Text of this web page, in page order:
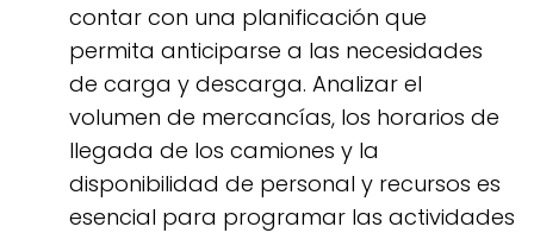
contar con una planificación que
permita anticiparse a las necesidades
de carga y descarga. Analizar el
volumen de mercancías, los horarios de
llegada de los camiones y la
disponibilidad de personal y recursos es
esencial para programar las actividades